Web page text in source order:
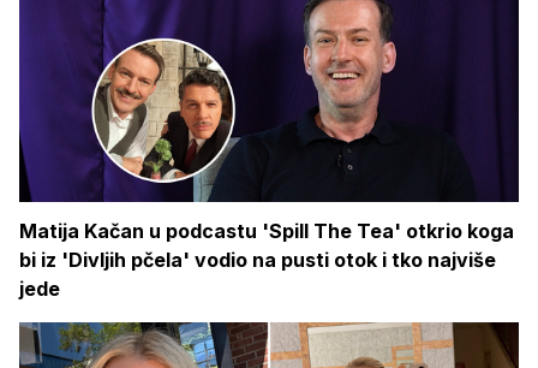
Matija Kačan u podcastu 'Spill The Tea' otkrio koga
bi iz 'Divljih pčela' vodio na pusti otok i tko najviše
jede